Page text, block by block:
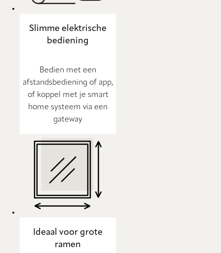
Slimme elektrische
bediening
Bedien met een
afstandsbediening of app,
of koppel met je smart
home systeem via een
gateway
Ideaal voor grote
ramen